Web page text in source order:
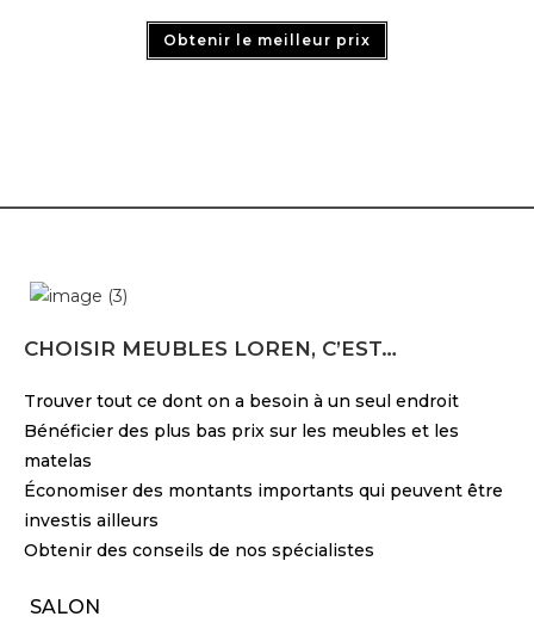
Obtenir le meilleur prix
CHOISIR MEUBLES LOREN, C’EST…
Trouver tout ce dont on a besoin à un seul endroit
Bénéficier des plus bas prix sur les meubles et les
matelas
Économiser des montants importants qui peuvent être
investis ailleurs
Obtenir des conseils de nos spécialistes
SALON